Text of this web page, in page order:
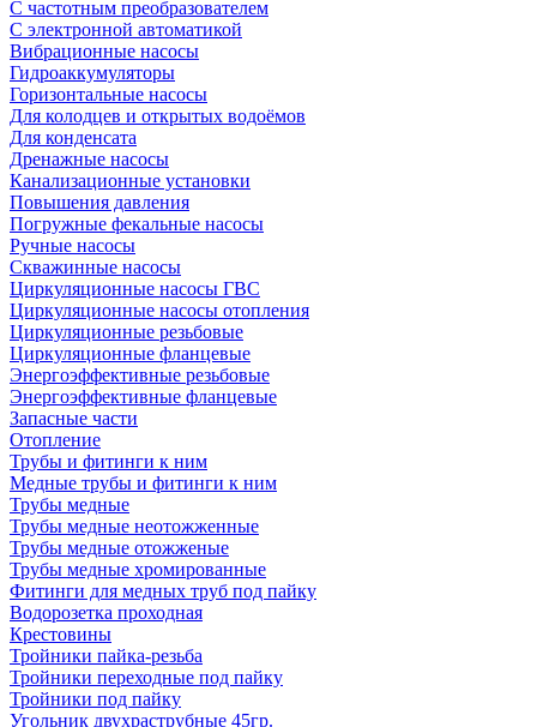
С частотным преобразователем
С электронной автоматикой
Вибрационные насосы
Гидроаккумуляторы
Горизонтальные насосы
Для колодцев и открытых водоёмов
Для конденсата
Дренажные насосы
Канализационные установки
Повышения давления
Погружные фекальные насосы
Ручные насосы
Скважинные насосы
Циркуляционные насосы ГВС
Циркуляционные насосы отопления
Циркуляционные резьбовые
Циркуляционные фланцевые
Энергоэффективные резьбовые
Энергоэффективные фланцевые
Запасные части
Отопление
Трубы и фитинги к ним
Медные трубы и фитинги к ним
Трубы медные
Трубы медные неотожженные
Трубы медные отожженые
Трубы медные хромированные
Фитинги для медных труб под пайку
Водорозетка проходная
Крестовины
Тройники пайка-резьба
Тройники переходные под пайку
Тройники под пайку
Угольник двухраструбные 45гр.